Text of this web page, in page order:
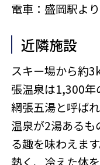
電車：盛岡駅よ
近隣施設
スキー場から約
張温泉は1,300年
網張五湯と呼ば
温泉が2湯ある
る趣を味わえま